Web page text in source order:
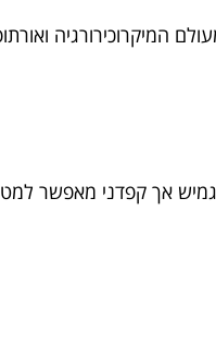
המיקרוכירורגיה
אך קפדני מאפשר